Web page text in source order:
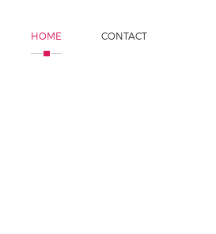
HOME CONTACT